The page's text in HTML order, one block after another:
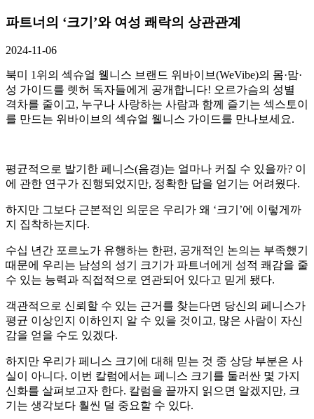
파트너의 ‘크기’와 여성 쾌락의 상관관계
2024-11-06
북미 1위의 섹슈얼 웰니스 브랜드 위바이브(WeVibe)의 몸·맘·
성 가이드를 렛허 독자들에게 공개합니다! 오르가슴의 성별
격차를 줄이고, 누구나 사랑하는 사람과 함께 즐기는 섹스토이
를 만드는 위바이브의 섹슈얼 웰니스 가이드를 만나보세요.
평균적으로 발기한 페니스(음경)는 얼마나 커질 수 있을까? 이
에 관한 연구가 진행되었지만, 정확한 답을 얻기는 어려웠다.
하지만 그보다 근본적인 의문은 우리가 왜 ‘크기’에 이렇게까
지 집착하는지다.
수십 년간 포르노가 유행하는 한편, 공개적인 논의는 부족했기
때문에 우리는 남성의 성기 크기가 파트너에게 성적 쾌감을 줄
수 있는 능력과 직접적으로 연관되어 있다고 믿게 됐다.
객관적으로 신뢰할 수 있는 근거를 찾는다면 당신의 페니스가
평균 이상인지 이하인지 알 수 있을 것이고, 많은 사람이 자신
감을 얻을 수도 있겠다.
하지만 우리가 페니스 크기에 대해 믿는 것 중 상당 부분은 사
실이 아니다. 이번 칼럼에서는 페니스 크기를 둘러싼 몇 가지
신화를 살펴보고자 한다. 칼럼을 끝까지 읽으면 알겠지만, 크
기는 생각보다 훨씬 덜 중요할 수 있다.